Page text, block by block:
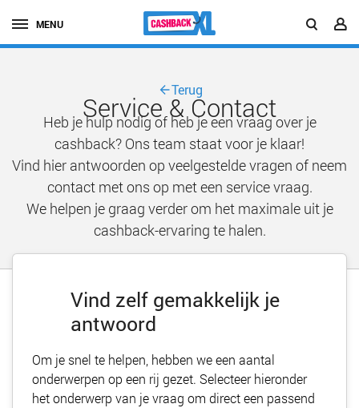
MENU
Terug
Service & Contact
Heb je hulp nodig of heb je een vraag over je
cashback? Ons team staat voor je klaar!
Vind hier antwoorden op veelgestelde vragen of neem
contact met ons op met een service vraag.
We helpen je graag verder om het maximale uit je
cashback-ervaring te halen.
Vind zelf gemakkelijk je
antwoord
Om je snel te helpen, hebben we een aantal
onderwerpen op een rij gezet. Selecteer hieronder
het onderwerp van je vraag om direct een passend